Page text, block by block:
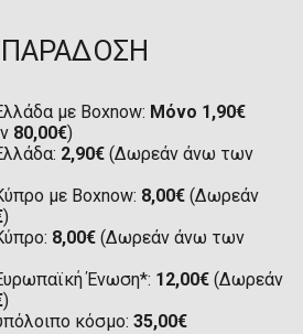
ΠΑΡΑΔΟΣΗ
με Boxnow: Μόνο 1,90€
80,00€)
2,90€ (Δωρεάν άνω των
με Boxnow: 8,00€ (Δωρεάν
)
8,00€ (Δωρεάν άνω των
Ένωση*: 12,00€ (Δωρεάν
)
κόσμο: 35,00€